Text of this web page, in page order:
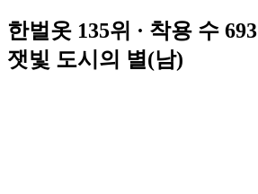
한벌옷 135위 · 착용 수 693
잿빛 도시의 별(남)